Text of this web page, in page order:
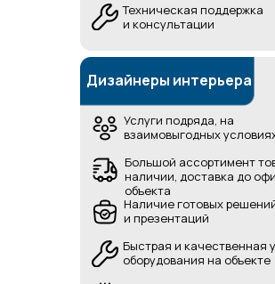
Дизайнеры интерьера
Техническая поддержка
и консультации
Быстрая и качественная
оборудования на объекте
Наличие готовых
и презентаций
Большой ассортимент
наличии, доставка до
объекта
Услуги подряда, на
взаимовыгодных